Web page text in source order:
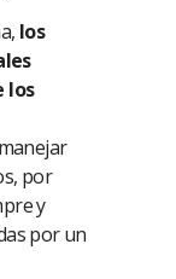
los
los
por
y
por un